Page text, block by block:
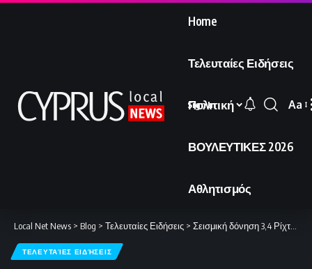
Home
Τελευταίες Ειδήσεις
Πολιτική
ΒΟΥΛΕΥΤΙΚΕΣ 2026
Αθλητισμός
Sign In
Font
Aa
Local Net News > Blog > Τελευταίες Ειδήσεις > Σεισμική δόνηση 3,4 Ρίχτερ σημειώθηκε στην Κύπρο
ΤΕΛΕΥΤΑΊΕΣ ΕΙΔΉΣΕΙΣ